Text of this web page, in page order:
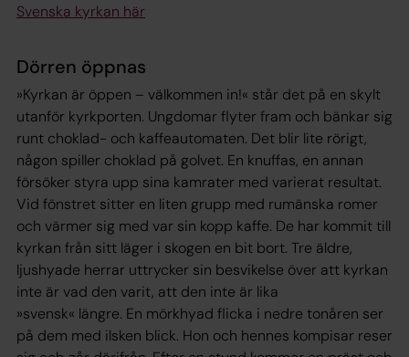
Svenska kyrkan här
Dörren öppnas
»Kyrkan är öppen – välkommen in!« står det på en skylt
utanför kyrkporten. Ungdomar flyter fram och bänkar sig
runt choklad- och kaffeautomaten. Det blir lite rörigt,
någon spiller choklad på golvet. En knuffas, en annan
försöker styra upp sina kamrater med varierat resultat.
Vid fönstret sitter en liten grupp med rumänska romer
och värmer sig med var sin kopp kaffe. De har kommit till
kyrkan från sitt läger i skogen en bit bort. Tre äldre,
ljushyade herrar uttrycker sin besvikelse över att kyrkan
inte är vad den varit, att den inte är lika
»svensk« längre. En mörkhyad flicka i nedre tonåren ser
på dem med ilsken blick. Hon och hennes kompisar reser